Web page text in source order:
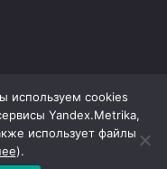
используем cookies
Yandex.Metrika,
использует файлы
).